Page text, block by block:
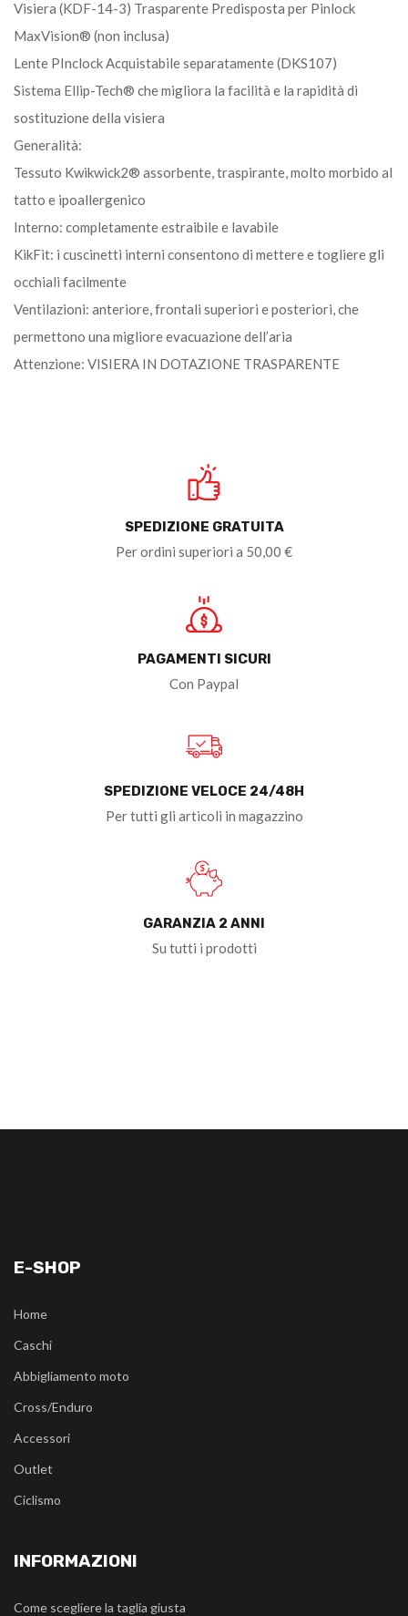
Visiera (KDF-14-3) Trasparente Predisposta per Pinlock
MaxVision® (non inclusa)
Lente PInclock Acquistabile separatamente (DKS107)
Sistema Ellip-Tech® che migliora la facilità e la rapidità di
sostituzione della visiera
Generalità:
Tessuto Kwikwick2® assorbente, traspirante, molto morbido al
tatto e ipoallergenico
Interno: completamente estraibile e lavabile
KikFit: i cuscinetti interni consentono di mettere e togliere gli
occhiali facilmente
Ventilazioni: anteriore, frontali superiori e posteriori, che
permettono una migliore evacuazione dell’aria
Attenzione: VISIERA IN DOTAZIONE TRASPARENTE
SPEDIZIONE GRATUITA
Per ordini superiori a 50,00 €
PAGAMENTI SICURI
Con Paypal
SPEDIZIONE VELOCE 24/48H
Per tutti gli articoli in magazzino
GARANZIA 2 ANNI
Su tutti i prodotti
E-SHOP
Home
Caschi
Abbigliamento moto
Cross/Enduro
Accessori
Outlet
Ciclismo
INFORMAZIONI
Come scegliere la taglia giusta